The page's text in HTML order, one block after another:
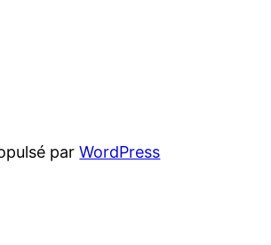
parWordPress